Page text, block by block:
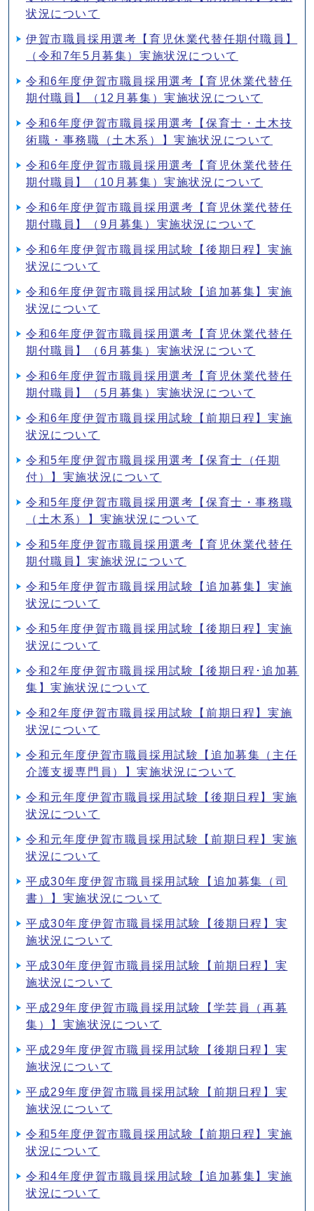
状況について
伊賀市職員採用選考【育児休業代替任期付職員】
（令和7年5月募集）実施状況について
令和6年度伊賀市職員採用選考【育児休業代替任
期付職員】（12月募集）実施状況について
令和6年度伊賀市職員採用選考【保育士・土木技
術職・事務職（土木系）】実施状況について
令和6年度伊賀市職員採用選考【育児休業代替任
期付職員】（10月募集）実施状況について
令和6年度伊賀市職員採用選考【育児休業代替任
期付職員】（9月募集）実施状況について
令和6年度伊賀市職員採用試験【後期日程】実施
状況について
令和6年度伊賀市職員採用試験【追加募集】実施
状況について
令和6年度伊賀市職員採用選考【育児休業代替任
期付職員】（6月募集）実施状況について
令和6年度伊賀市職員採用選考【育児休業代替任
期付職員】（5月募集）実施状況について
令和6年度伊賀市職員採用試験【前期日程】実施
状況について
令和5年度伊賀市職員採用選考【保育士（任期
付）】実施状況について
令和5年度伊賀市職員採用選考【保育士・事務職
（土木系）】実施状況について
令和5年度伊賀市職員採用選考【育児休業代替任
期付職員】実施状況について
令和5年度伊賀市職員採用試験【追加募集】実施
状況について
令和5年度伊賀市職員採用試験【後期日程】実施
状況について
令和2年度伊賀市職員採用試験【後期日程･追加募
集】実施状況について
令和2年度伊賀市職員採用試験【前期日程】実施
状況について
令和元年度伊賀市職員採用試験【追加募集（主任
介護支援専門員）】実施状況について
令和元年度伊賀市職員採用試験【後期日程】実施
状況について
令和元年度伊賀市職員採用試験【前期日程】実施
状況について
平成30年度伊賀市職員採用試験【追加募集（司
書）】実施状況について
平成30年度伊賀市職員採用試験【後期日程】実
施状況について
平成30年度伊賀市職員採用試験【前期日程】実
施状況について
平成29年度伊賀市職員採用試験【学芸員（再募
集）】実施状況について
平成29年度伊賀市職員採用試験【後期日程】実
施状況について
平成29年度伊賀市職員採用試験【前期日程】実
施状況について
令和5年度伊賀市職員採用試験【前期日程】実施
状況について
令和4年度伊賀市職員採用試験【追加募集】実施
状況について